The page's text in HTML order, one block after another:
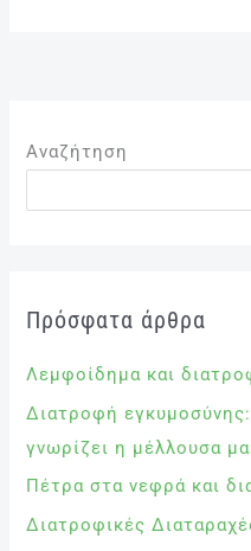
Αναζήτηση
Πρόσφατα άρθρα
Λεμφοίδημα και
Διατροφή
γνωρίζει η μέλλουσα
Πέτρα στα νεφρά και
Διατροφικές